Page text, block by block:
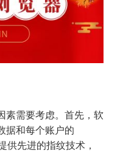
素需要考虑。首先，软
据和每个账户的
先进的指纹技术，